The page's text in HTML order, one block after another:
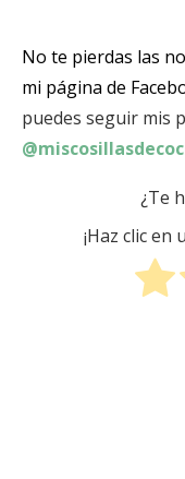
No te pierdas las
mi página de
puedes seguir mis
¿Te
¡Haz clic